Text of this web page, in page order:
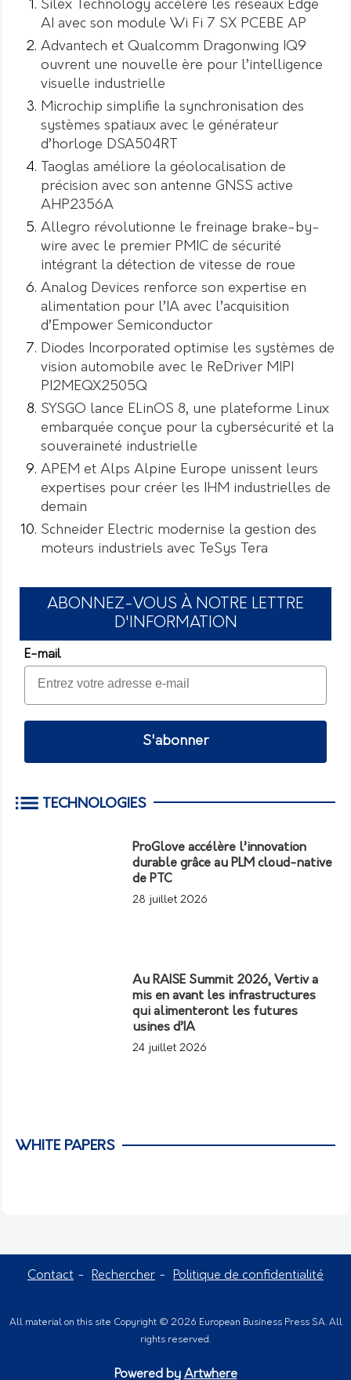
Silex Technology accélère les réseaux Edge
AI avec son module Wi Fi 7 SX PCEBE AP
Advantech et Qualcomm Dragonwing IQ9
ouvrent une nouvelle ère pour l’intelligence
visuelle industrielle
Microchip simplifie la synchronisation des
systèmes spatiaux avec le générateur
d’horloge DSA504RT
Taoglas améliore la géolocalisation de
précision avec son antenne GNSS active
AHP2356A
Allegro révolutionne le freinage brake-by-
wire avec le premier PMIC de sécurité
intégrant la détection de vitesse de roue
Analog Devices renforce son expertise en
alimentation pour l’IA avec l’acquisition
d’Empower Semiconductor
Diodes Incorporated optimise les systèmes de
vision automobile avec le ReDriver MIPI
PI2MEQX2505Q
SYSGO lance ELinOS 8, une plateforme Linux
embarquée conçue pour la cybersécurité et la
souveraineté industrielle
APEM et Alps Alpine Europe unissent leurs
expertises pour créer les IHM industrielles de
demain
Schneider Electric modernise la gestion des
moteurs industriels avec TeSys Tera
ABONNEZ-VOUS À NOTRE LETTRE
D'INFORMATION
E-mail
S'abonner
TECHNOLOGIES
ProGlove accélère l’innovation
durable grâce au PLM cloud-native
de PTC
28 juillet 2026
Au RAISE Summit 2026, Vertiv a
mis en avant les infrastructures
qui alimenteront les futures
usines d’IA
24 juillet 2026
WHITE PAPERS
Contact Rechercher Politique de confidentialité
All material on this site Copyright © 2026 European Business Press SA. All
rights reserved.
Powered by Artwhere